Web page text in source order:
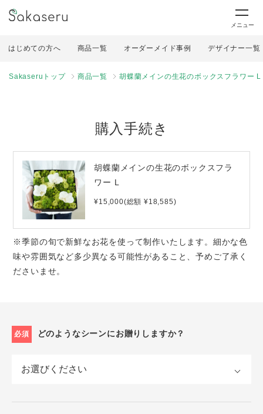
メニュー
はじめての方へ 商品一覧 オーダーメイド事例 デザイナー一覧
Sakaseruトップ 商品一覧 胡蝶蘭メインの生花のボックスフラワー L
購入手続き
胡蝶蘭メインの生花のボックスフラ
ワー L
¥15,000(総額 ¥18,585)
※季節の旬で新鮮なお花を使って制作いたします。細かな色
味や雰囲気など多少異なる可能性があること、予めご了承く
ださいませ。
必須 どのようなシーンにお贈りしますか？